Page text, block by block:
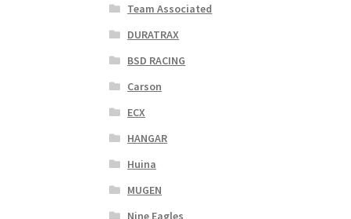
Team Associated
DURATRAX
BSD RACING
Carson
ECX
HANGAR
Huina
MUGEN
Nine Eagles